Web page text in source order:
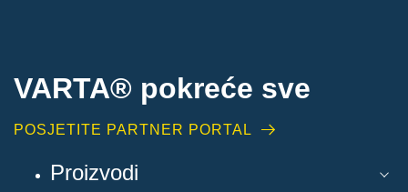
VARTA® pokreće sve
POSJETITE PARTNER PORTAL
Proizvodi